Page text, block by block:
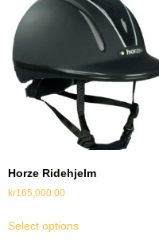
Horze Ridehjelm
kr165,000.00
Select options